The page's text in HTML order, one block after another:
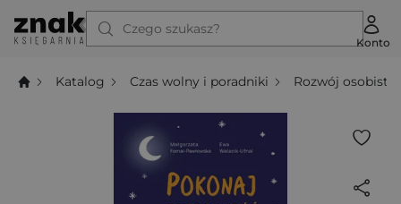
Czego szukasz?
Konto
Katalog Czas wolny i poradniki Rozwój osobisty